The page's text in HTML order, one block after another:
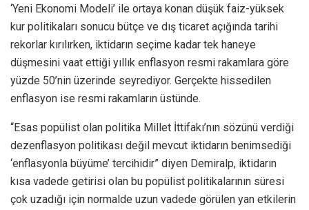
‘Yeni Ekonomi Modeli’ ile ortaya konan düşük faiz-yüksek
kur politikaları sonucu bütçe ve dış ticaret açığında tarihi
rekorlar kırılırken, iktidarın seçime kadar tek haneye
düşmesini vaat ettiği yıllık enflasyon resmi rakamlara göre
yüzde 50’nin üzerinde seyrediyor. Gerçekte hissedilen
enflasyon ise resmi rakamların üstünde.
“Esas popülist olan politika Millet İttifakı’nın sözünü verdiği
dezenflasyon politikası değil mevcut iktidarın benimsediği
‘enflasyonla büyüme’ tercihidir” diyen Demiralp, iktidarın
kısa vadede getirisi olan bu popülist politikalarının süresi
çok uzadığı için normalde uzun vadede görülen yan etkilerin